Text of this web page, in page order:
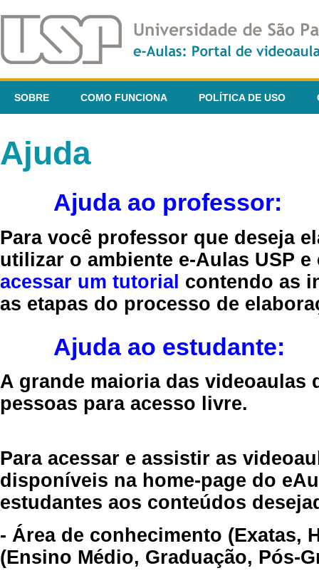
SOBRE COMO FUNCIONA POLÍTICA DE USO
Ajuda
Ajuda ao professor:
Para você professor que deseja
utilizar o ambiente e-Aulas USP
acessar um tutorial contendo as
as etapas do processo de
Ajuda ao estudante:
A grande maioria das videoaulas
pessoas para acesso livre.
Para acessar e assistir as
disponíveis na home-page do
estudantes aos conteúdos
- Área de conhecimento (Exatas,
(Ensino Médio, Graduação, Pós-